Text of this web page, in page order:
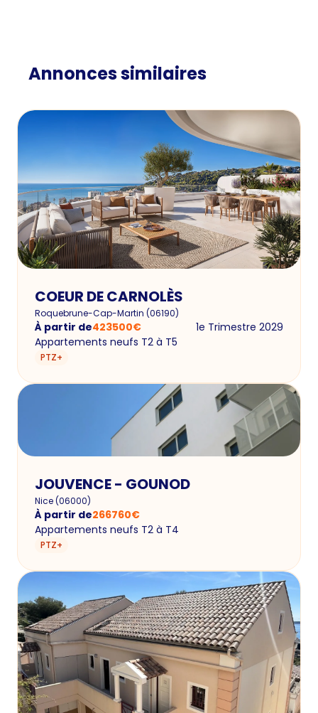
Annonces similaires
COEUR DE CARNOLÈS
Roquebrune-Cap-Martin (06190)
À partir de423500€
1e Trimestre 2029
Appartements neufs T2 à T5
PTZ+
JOUVENCE - GOUNOD
Nice(06000)
À partir de266760€
Appartements neufs T2 à T4
PTZ+